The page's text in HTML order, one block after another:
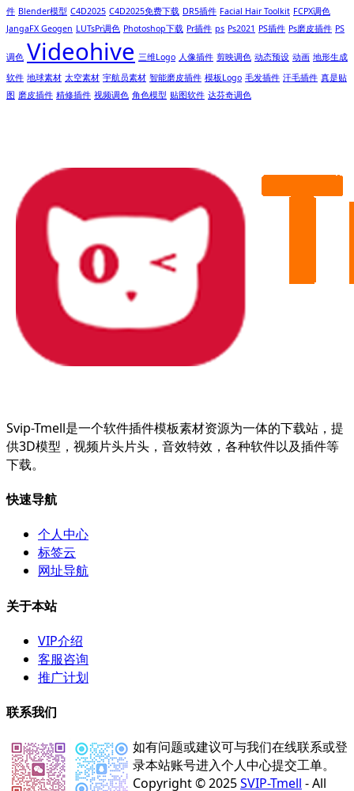
件 Blender模型 C4D2025 C4D2025免费下载 DR5插件 Facial Hair Toolkit FCPX调色
JangaFX Geogen LUTsPr调色 Photoshop下载 Pr插件 ps Ps2021 PS插件 Ps磨皮插件 PS
调色 Videohive 三维Logo 人像插件 剪映调色 动态预设 动画 地形生成
软件 地球素材 太空素材 宇航员素材 智能磨皮插件 模板Logo 毛发插件 汗毛插件 真是贴
图 磨皮插件 精修插件 视频调色 角色模型 贴图软件 达芬奇调色
Svip-Tmell是一个软件插件模板素材资源为一体的下载站，提
供3D模型，视频片头片头，音效特效，各种软件以及插件等
下载。
快速导航
个人中心
标签云
网址导航
关于本站
VIP介绍
客服咨询
推广计划
联系我们
如有问题或建议可与我们在线联系或登
录本站账号进入个人中心提交工单。
Copyright © 2025SVIP-Tmell - All